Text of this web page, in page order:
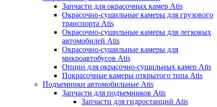
Запчасти для окрасочных камер Atis
Окрасочно-сушильные камеры для грузового
транспорта Atis
Окрасочно-сушильные камеры для легковых
автомобилей Atis
Окрасочно-сушильные камеры для
микроавтобусов Atis
Опции для окрасочно-сушильных камер Atis
Покрасочные камеры открытого типа Atis
Подъемники автомобильные Atis
Запчасти для подъемников Atis
Запчасти для гидростанций Atis